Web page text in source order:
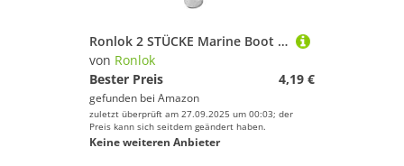
Ronlok 2 STÜCKE Marine Boot Tankdeckel SchlüSsel Edelstahl Gas Wasser Kraftstofftank FüLler Werkzeug Marine Yacht Boot ZubehöR
von Ronlok
Bester Preis
4,19 €
gefunden bei Amazon
zuletzt überprüft am 27.09.2025 um 00:03; der
Preis kann sich seitdem geändert haben.
Keine weiteren Anbieter